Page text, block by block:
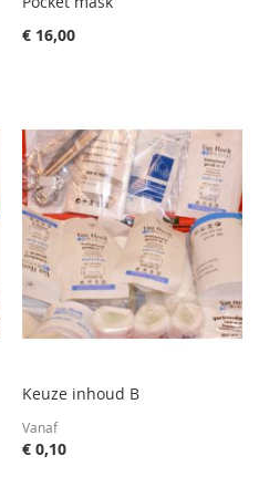
€ 16,00
Keuze inhoud B
Vanaf
€ 0,10